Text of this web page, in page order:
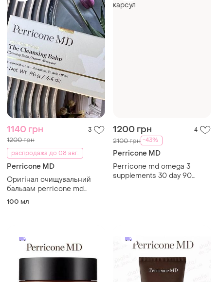
1140 грн 3
1200 грн
распродажа до 08 авг.
Perricone MD
Оригінал очищувальний
бальзам perricone md
neuropeptide the cleansing
100 мл
1200 грн 4
2100 грн -43%
Perricone MD
Perricone md omega 3
supplements 30 day 90